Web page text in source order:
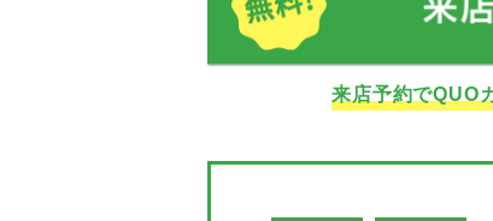
来店予約でQUO